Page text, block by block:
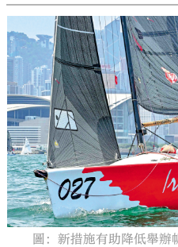
大公
圖：新措施有助降低舉辦